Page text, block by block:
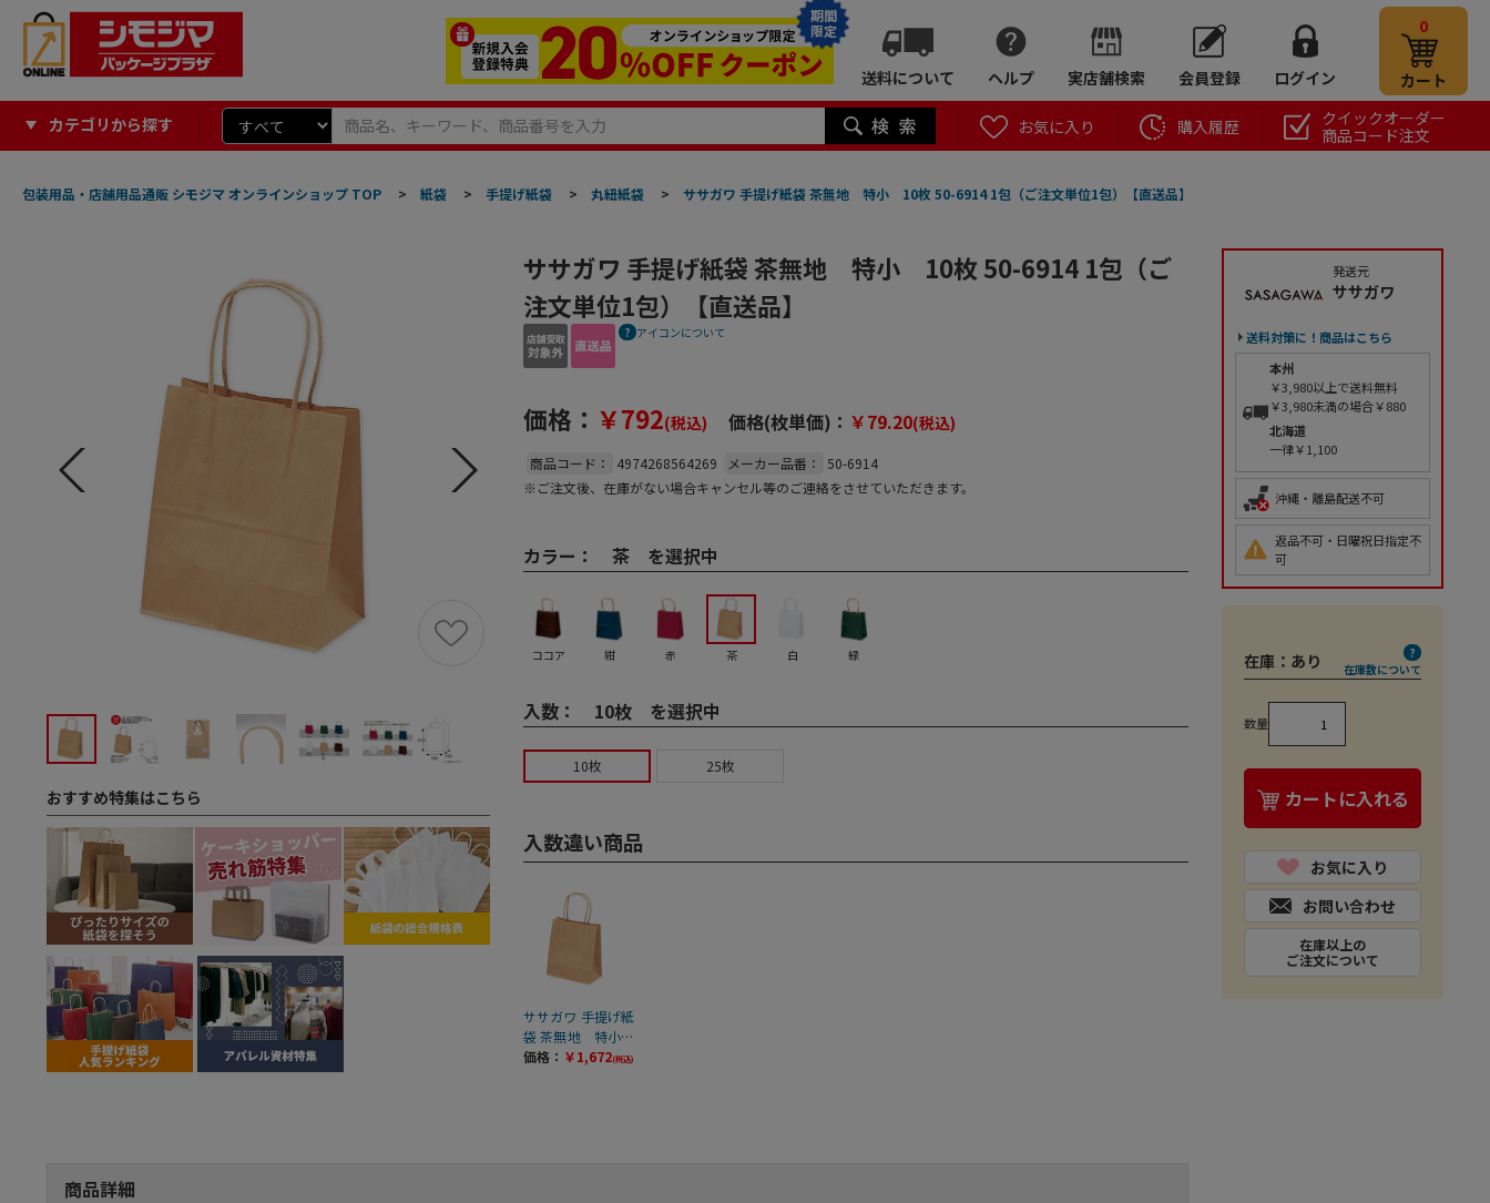
期間
限定
送料について ヘルプ 実店舗検索 会員登録 ログイン
0
カート
カテゴリから探す お気に入り 購入履歴
クイックオーダー
商品コード注文
包装用品・店舗用品通販 シモジマ オンラインショップ TOP > 紙袋 > 手提げ紙袋 > 丸紐紙袋 > ササガワ 手提げ紙袋 茶無地 特小 10枚 50-6914 1包（ご注文単位1包）【直送品】
おすすめ特集はこちら
ササガワ 手提げ紙袋 茶無地 特小 10枚 50-6914 1包（ご
注文単位1包）【直送品】
アイコンについて
価格： ￥792(税込) 価格(枚単価)： ￥79.20(税込)
商品コード： 4974268564269 メーカー品番：
50-6914
※ご注文後、在庫がない場合キャンセル等のご連絡をさせていただきます。
カラー： 茶 を選択中
ココア 紺 赤 茶 白 緑
入数： 10枚 を選択中
10枚 25枚
入数違い商品
ササガワ 手提げ紙
袋 茶無地 特小
25枚 50-5914 1包
価格： ￥1,672(税込)
商品詳細
発送元
ササガワ
送料対策に！商品はこちら
本州
￥3,980以上で送料無料
￥3,980未満の場合￥880
北海道
一律￥1,100
沖縄・離島配送不可
返品不可・日曜祝日指定不
可
在庫： あり 在庫数について
数量
カートに入れる
お気に入り
お問い合わせ
在庫以上の
ご注文について